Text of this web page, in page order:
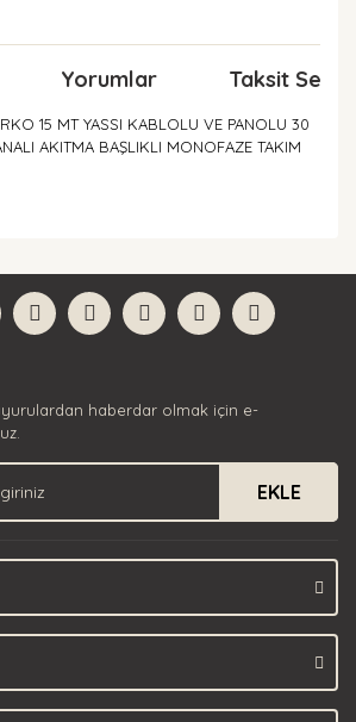
Yorumlar Taksit
15 MT YASSI KABLOLU VE PANOLU 30
AKITMA BAŞLIKLI MONOFAZE TAKIM
Yorum Yaz
tarafımıza iletebilirsiniz.
için teşekkür ederiz.
eksik bilgiler bulunuyor.
hatalar bulunuyor.
sitelerden daha pahalı.
farklı alternatifler olmalı.
haberdar olmak için e-
EKLE